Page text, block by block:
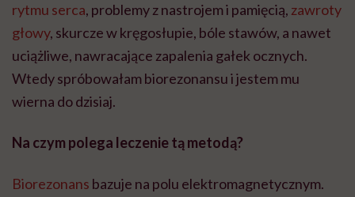
rytmu serca, problemy z nastrojem i pamięcią, zawroty
głowy, skurcze w kręgosłupie, bóle stawów, a nawet
uciążliwe, nawracające zapalenia gałek ocznych.
Wtedy spróbowałam biorezonansu i jestem mu
wierna do dzisiaj.
Na czym polega leczenie tąmetodą?
Biorezonans bazuje na polu elektromagnetycznym.